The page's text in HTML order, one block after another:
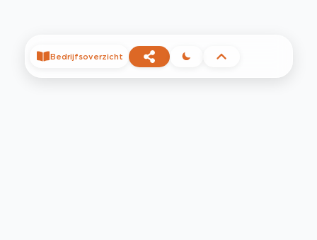
Bedrijfsoverzicht